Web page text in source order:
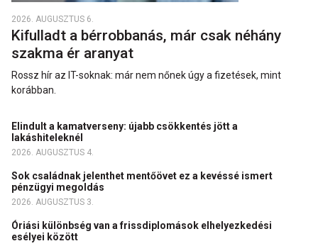
2026. AUGUSZTUS 6.
Kifulladt a bérrobbanás, már csak néhány
szakma ér aranyat
Rossz hír az IT-soknak: már nem nőnek úgy a fizetések, mint
korábban.
Elindult a kamatverseny: újabb csökkentés jött a
lakáshiteleknél
2026. AUGUSZTUS 4.
Sok családnak jelenthet mentőövet ez a kevéssé ismert
pénzügyi megoldás
2026. AUGUSZTUS 3.
Óriási különbség van a frissdiplomások elhelyezkedési
esélyei között